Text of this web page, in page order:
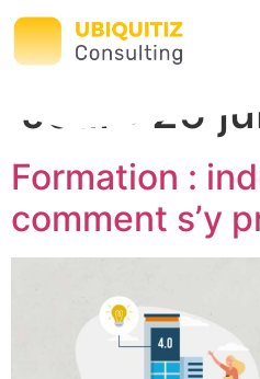
Jour : 25
Formation :
comment s’y